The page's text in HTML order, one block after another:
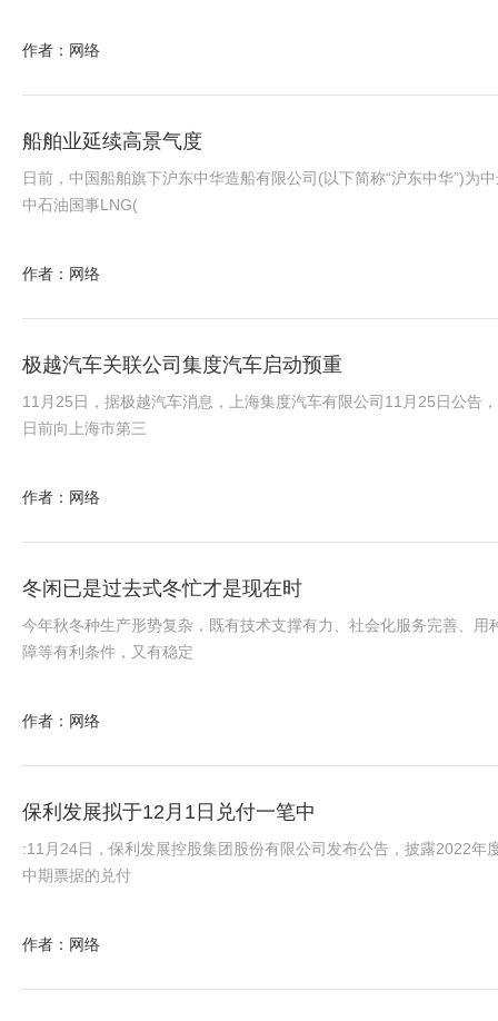
作者：网络
船舶业延续高景气度
日前，中国船舶旗下沪东中华造船有限公司(以下简称“沪东中华”)为
中石油国事LNG(
作者：网络
极越汽车关联公司集度汽车启动预重
11月25日，据极越汽车消息，上海集度汽车有限公司11月25日公告
日前向上海市第三
作者：网络
冬闲已是过去式冬忙才是现在时
今年秋冬种生产形势复杂，既有技术支撑有力、社会化服务完善、用
障等有利条件，又有稳定
作者：网络
保利发展拟于12月1日兑付一笔中
:11月24日，保利发展控股集团股份有限公司发布公告，披露2022年
中期票据的兑付
作者：网络